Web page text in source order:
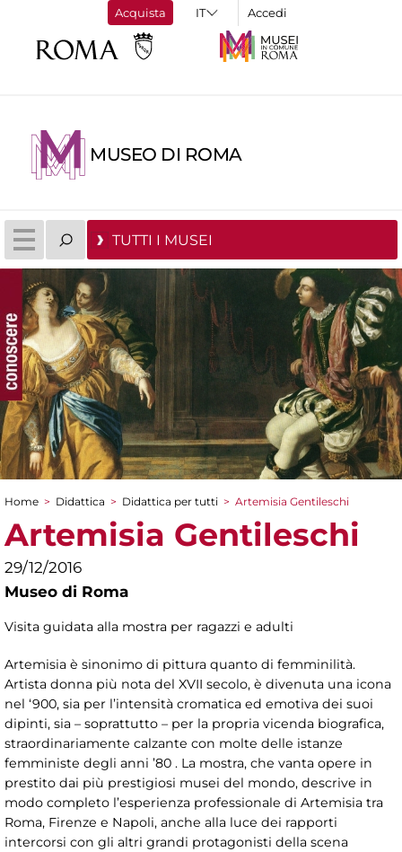
Acquista Accedi
MUSEO DI ROMA
TUTTI I MUSEI
Tu sei qui
Home > Didattica > Didattica per tutti > Artemisia Gentileschi
Artemisia Gentileschi
29/12/2016
Museo di Roma
Visita guidata alla mostra per ragazzi e adulti
Artemisia è sinonimo di pittura quanto di femminilità.
Artista donna più nota del XVII secolo, è divenuta una icona
nel ‘900, sia per l’intensità cromatica ed emotiva dei suoi
dipinti, sia – soprattutto – per la propria vicenda biografica,
straordinariamente calzante con molte delle istanze
femministe degli anni ’80 . La mostra, che vanta opere in
prestito dai più prestigiosi musei del mondo, descrive in
modo completo l’esperienza professionale di Artemisia tra
Roma, Firenze e Napoli, anche alla luce dei rapporti
intercorsi con gli altri grandi protagonisti della scena